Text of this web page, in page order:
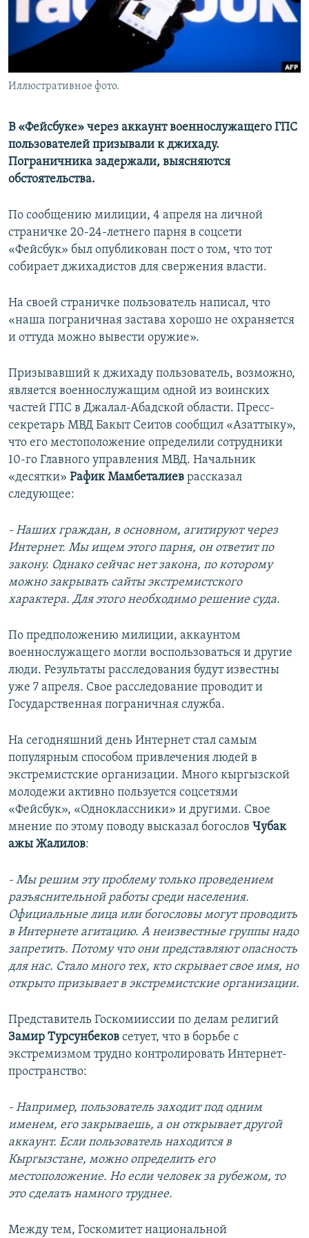
Иллюстративное фото.
В «Фейсбуке» через аккаунт военнослужащего ГПС
пользователей призывали к джихаду.
Пограничника задержали, выясняются
обстоятельства.
По сообщению милиции, 4 апреля на личной
страничке 20-24-летнего парня в соцсети
«Фейсбук» был опубликован пост о том, что тот
собирает джихадистов для свержения власти.
На своей страничке пользователь написал, что
«наша пограничная застава хорошо не охраняется
и оттуда можно вывести оружие».
Призывавший к джихаду пользователь, возможно,
является военнослужащим одной из воинских
частей ГПС в Джалал-Абадской области. Пресс-
секретарь МВД Бакыт Сеитов сообщил «Азаттыку»,
что его местоположение определили сотрудники
10-го Главного управления МВД. Начальник
«десятки» Рафик Мамбеталиев рассказал
следующее:
- Наших граждан, в основном, агитируют через
Интернет. Мы ищем этого парня, он ответит по
закону. Однако сейчас нет закона, по которому
можно закрывать сайты экстремистского
характера. Для этого необходимо решение суда.
По предположению милиции, аккаунтом
военнослужащего могли воспользоваться и другие
люди. Результаты расследования будут известны
уже 7 апреля. Свое расследование проводит и
Государственная пограничная служба.
На сегодняшний день Интернет стал самым
популярным способом привлечения людей в
экстремистские организации. Много кыргызской
молодежи активно пользуется соцсетями
«Фейсбук», «Одноклассники» и другими. Свое
мнение по этому поводу высказал богослов Чубак
ажы Жалилов:
- Мы решим эту проблему только проведением
разъяснительной работы среди населения.
Официальные лица или богословы могут проводить
в Интернете агитацию. А неизвестные группы надо
запретить. Потому что они представляют опасность
для нас. Стало много тех, кто скрывает свое имя, но
открыто призывает в экстремистские организации.
Представитель Госкомииссии по делам религий
Замир Турсунбеков сетует, что в борьбе с
экстремизмом трудно контролировать Интернет-
пространство:
- Например, пользователь заходит под одним
именем, его закрываешь, а он открывает другой
аккаунт. Если пользователь находится в
Кыргызстане, можно определить его
местоположение. Но если человек за рубежом, то
это сделать намного труднее.
Между тем, Госкомитет национальной